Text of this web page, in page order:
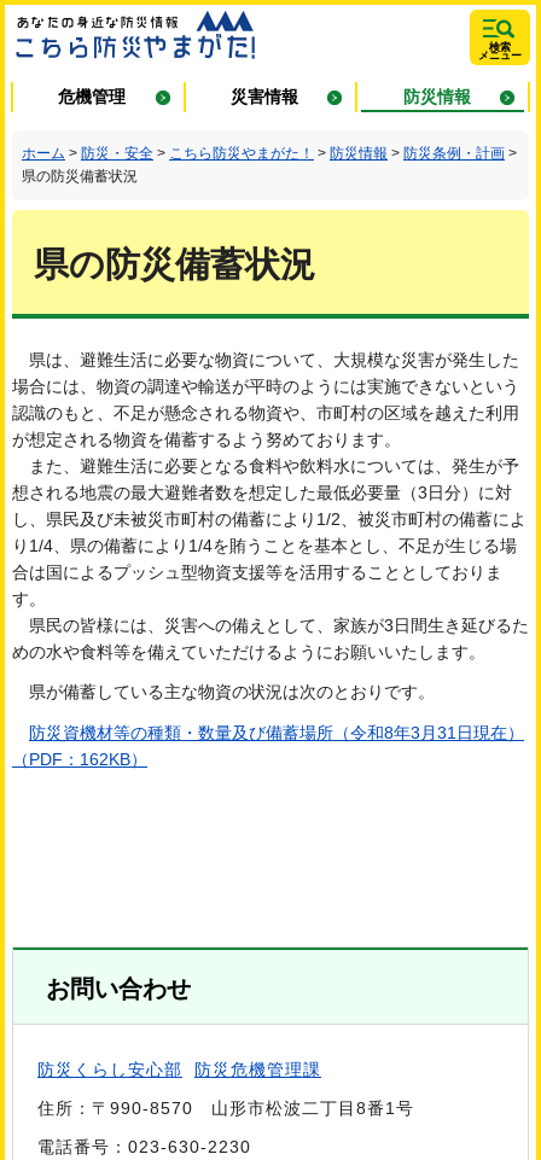
あなたの身近
な防災情報 こ
ちら防災やま
がた！
検索
メニュー
危機管理 災害情報 防災情報
ホーム > 防災・安全 > こちら防災やまがた！ > 防災情報 > 防災条例・計画 >
県の防災備蓄状況
県の防災備蓄状況
県は、避難生活に必要な物資について、大規模な災害が発生した
場合には、物資の調達や輸送が平時のようには実施できないという
認識のもと、不足が懸念される物資や、市町村の区域を越えた利用
が想定される物資を備蓄するよう努めております。
また、避難生活に必要となる食料や飲料水については、発生が予
想される地震の最大避難者数を想定した最低必要量（3日分）に対
し、県民及び未被災市町村の備蓄により1/2、被災市町村の備蓄によ
り1/4、県の備蓄により1/4を賄うことを基本とし、不足が生じる場
合は国によるプッシュ型物資支援等を活用することとしておりま
す。
県民の皆様には、災害への備えとして、家族が3日間生き延びるた
めの水や食料等を備えていただけるようにお願いいたします。
県が備蓄している主な物資の状況は次のとおりです。
防災資機材等の種類・数量及び備蓄場所（令和8年3月31日現在）
（PDF：162KB）
お問い合わせ
防災くらし安心部
防災危機管理課
住所：〒990-8570 山形市松波二丁目8番1号
電話番号：023-630-2230